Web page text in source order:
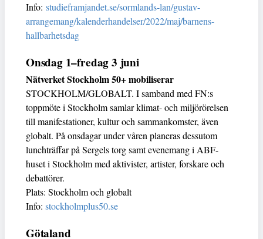
Info: studieframjandet.se/sormlands-lan/gustav-
arrangemang/kalenderhandelser/2022/maj/barnens-
hallbarhetsdag
Onsdag 1–fredag 3 juni
Nätverket Stockholm 50+ mobiliserar
STOCKHOLM/GLOBALT. I samband med FN:s
toppmöte i Stockholm samlar klimat- och miljörörelsen
till manifestationer, kultur och sammankomster, även
globalt. På onsdagar under våren planeras dessutom
lunchträffar på Sergels torg samt evenemang i ABF-
huset i Stockholm med aktivister, artister, forskare och
debattörer.
Plats: Stockholm och globalt
Info: stockholmplus50.se
Götaland